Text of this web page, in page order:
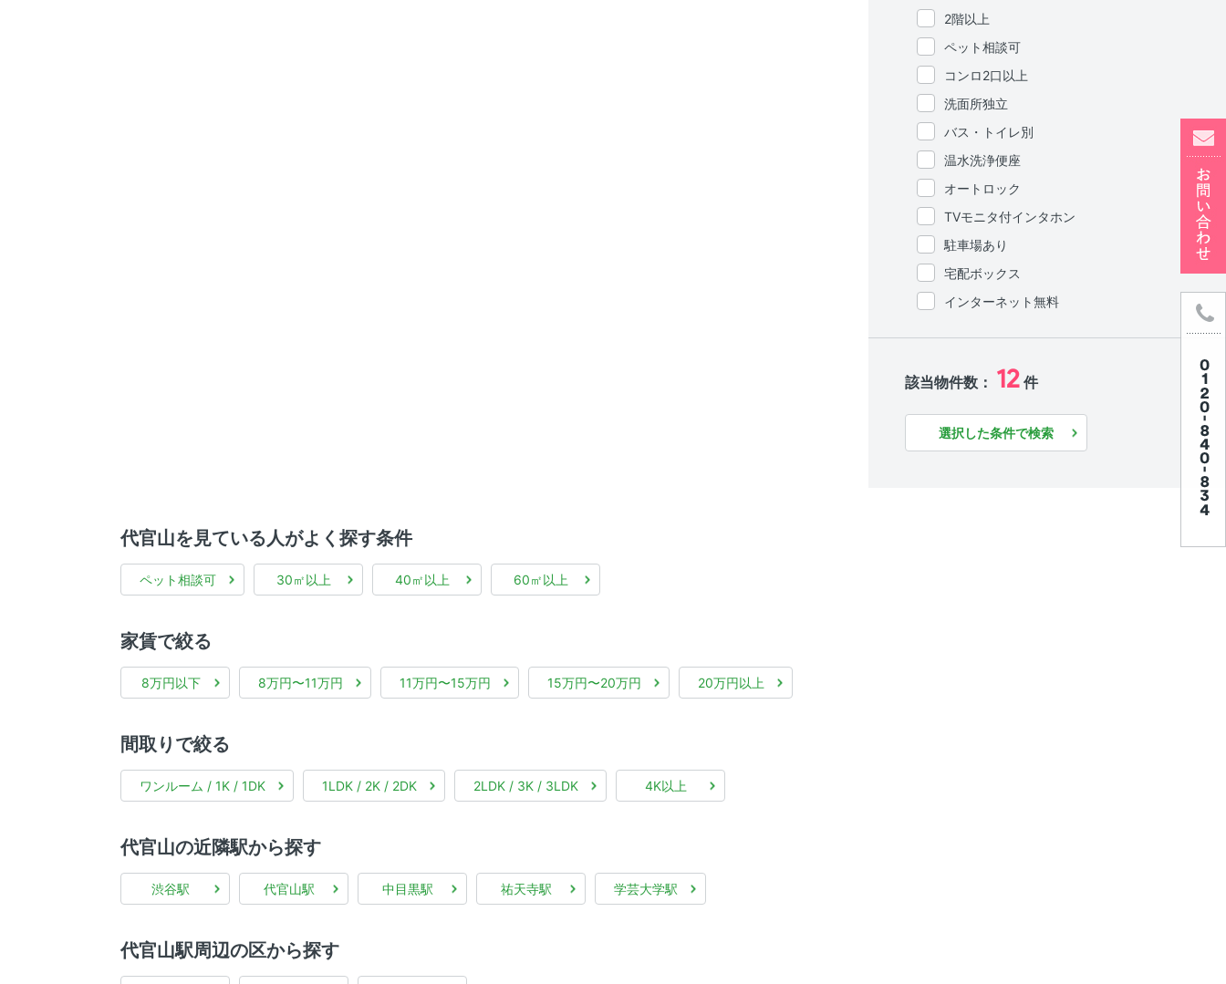
2階以上
ペット相談可
コンロ2口以上
洗面所独立
バス・トイレ別
温水洗浄便座
オートロック
TVモニタ付インタホン
駐車場あり
宅配ボックス
インターネット無料
該当物件数： 12 件
選択した条件で検索
代官山を見ている人がよく探す条件
ペット相談可 30㎡以上 40㎡以上 60㎡以上
家賃で絞る
8万円以下 8万円〜11万円 11万円〜15万円 15万円〜20万円 20万円以上
間取りで絞る
ワンルーム / 1K / 1DK 1LDK / 2K / 2DK 2LDK / 3K / 3LDK 4K以上
代官山の近隣駅から探す
渋谷駅 代官山駅 中目黒駅 祐天寺駅 学芸大学駅
代官山駅周辺の区から探す